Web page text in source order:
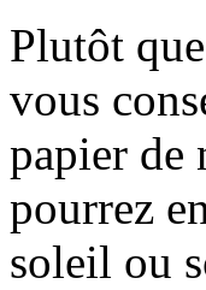
Plutôt
vous
papier de
pourrez
soleil ou